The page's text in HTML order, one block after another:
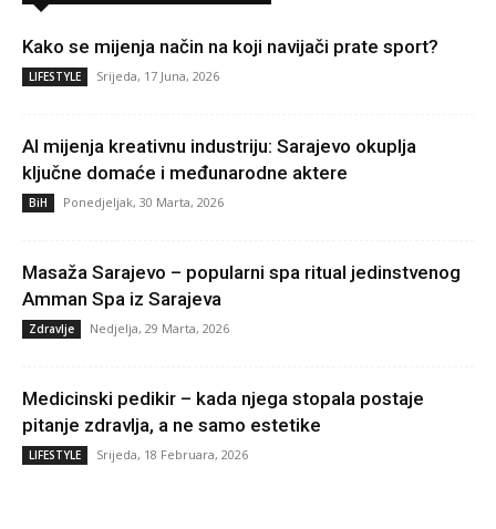
Kako se mijenja način na koji navijači prate sport?
LIFESTYLE Srijeda, 17 Juna, 2026
AI mijenja kreativnu industriju: Sarajevo okuplja
ključne domaće i međunarodne aktere
BiH Ponedjeljak, 30 Marta, 2026
Masaža Sarajevo – popularni spa ritual jedinstvenog
Amman Spa iz Sarajeva
Zdravlje Nedjelja, 29 Marta, 2026
Medicinski pedikir – kada njega stopala postaje
pitanje zdravlja, a ne samo estetike
LIFESTYLE Srijeda, 18 Februara, 2026